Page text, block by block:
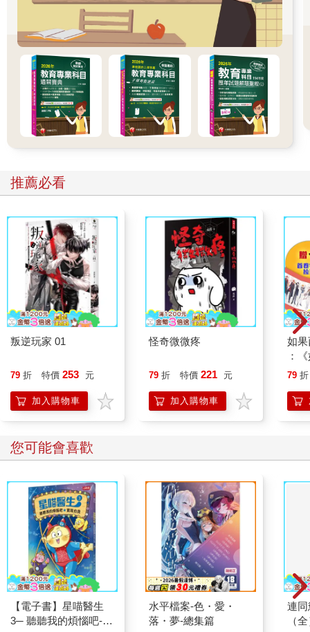
推薦必看
叛逆玩家 01
79 折 特價 253 元
加入購物車
怪奇微微疼
79 折 特價 221 元
加入購物車
如
：
喵
79 折
您可能會喜歡
【電子書】星喵醫生
3─ 聽聽我的煩惱吧-實
水平檔案-色・愛・
落・夢-總集篇
連
（